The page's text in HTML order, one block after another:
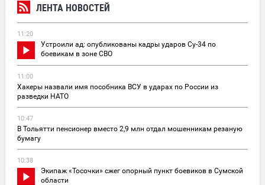
ЛЕНТА НОВОСТЕЙ
11:20
Устроили ад: опубликованы кадры ударов Су-34 по
боевикам в зоне СВО
11:00
Хакеры назвали имя пособника ВСУ в ударах по России из
разведки НАТО
10:47
В Тольятти пенсионер вместо 2,9 млн отдал мошенникам резаную
бумагу
10:38
Экипаж «Тосочки» сжег опорный пункт боевиков в Сумской
области